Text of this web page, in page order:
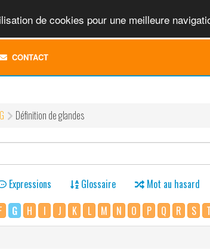
de cookies pour une meilleure
CONTACT
G Définition de glandes
Expressions Glossaire Mot au hasard
G H I J K L M N O P Q R S T